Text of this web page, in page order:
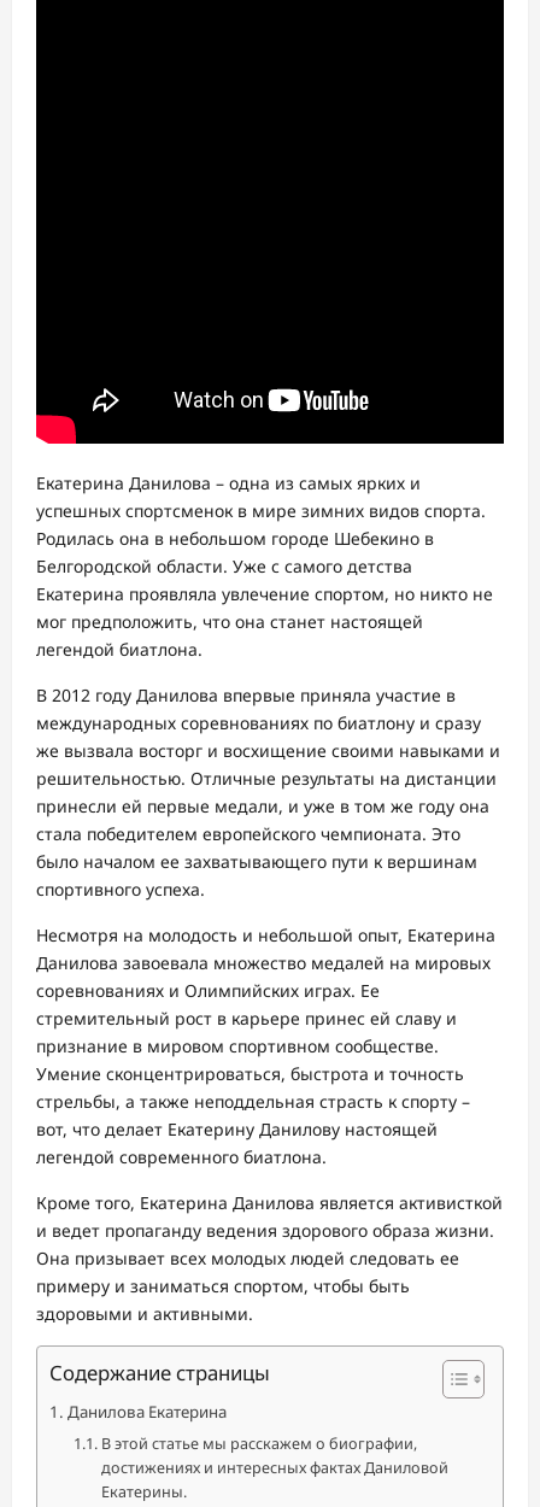
Екатерина Данилова – одна из самых ярких и
успешных спортсменок в мире зимних видов спорта.
Родилась она в небольшом городе Шебекино в
Белгородской области. Уже с самого детства
Екатерина проявляла увлечение спортом, но никто не
мог предположить, что она станет настоящей
легендой биатлона.
В 2012 году Данилова впервые приняла участие в
международных соревнованиях по биатлону и сразу
же вызвала восторг и восхищение своими навыками и
решительностью. Отличные результаты на дистанции
принесли ей первые медали, и уже в том же году она
стала победителем европейского чемпионата. Это
было началом ее захватывающего пути к вершинам
спортивного успеха.
Несмотря на молодость и небольшой опыт, Екатерина
Данилова завоевала множество медалей на мировых
соревнованиях и Олимпийских играх. Ее
стремительный рост в карьере принес ей славу и
признание в мировом спортивном сообществе.
Умение сконцентрироваться, быстрота и точность
стрельбы, а также неподдельная страсть к спорту –
вот, что делает Екатерину Данилову настоящей
легендой современного биатлона.
Кроме того, Екатерина Данилова является активисткой
и ведет пропаганду ведения здорового образа жизни.
Она призывает всех молодых людей следовать ее
примеру и заниматься спортом, чтобы быть
здоровыми и активными.
Содержание страницы
Данилова Екатерина
В этой статье мы расскажем о биографии,
достижениях и интересных фактах Даниловой
Екатерины.